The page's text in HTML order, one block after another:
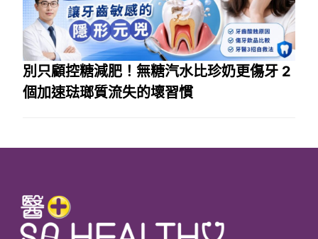
別只顧控糖減肥！無糖汽水比珍奶更傷牙 2
個加速琺瑯質流失的壞習慣